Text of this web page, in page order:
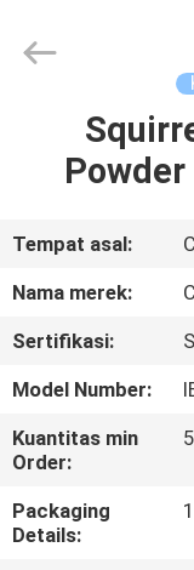
RUMAH
TENTANG
KAMI
TUR
PABRIK
KONTROL
Tempat asal:
Nama merek:
Sertifikasi:
Model Number:
Kuantitas min
Order:
Packaging
Details: